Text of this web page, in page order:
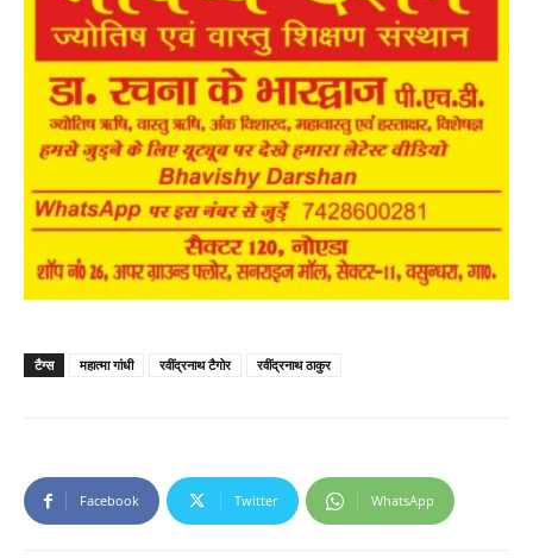
टैग्स महात्मा गांधी रवींद्रनाथ टैगोर रवींद्रनाथ ठाकुर
Facebook Twitter WhatsApp